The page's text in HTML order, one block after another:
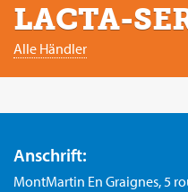
LACTA-
Alle Händler
Anschrift:
MontMartin En Graignes, 5